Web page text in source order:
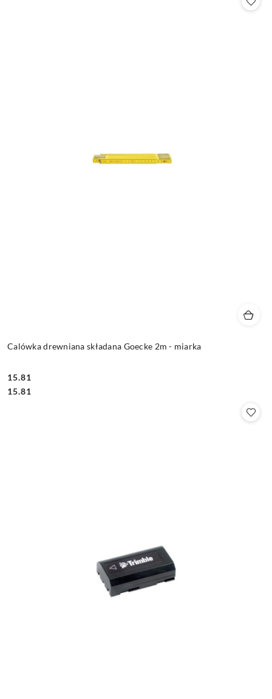
Calówka drewniana składana Goecke 2m - miarka
Cena:
15.81
Cena:
15.81